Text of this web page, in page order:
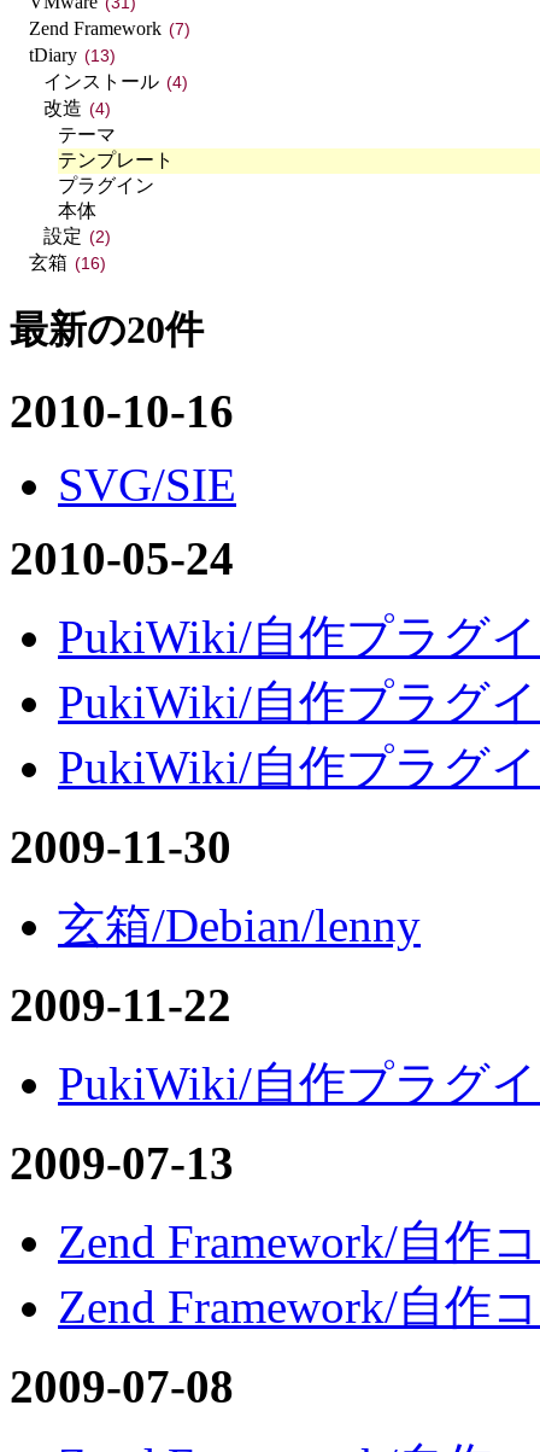
Zend Framework (7)
tDiary (13)
インストール (4)
改造 (4)
テーマ
テンプレート
プラグイン
本体
設定 (2)
玄箱 (16)
最新の20件
2010-10-16
SVG/SIE
2010-05-24
PukiWiki/自作プラグ
PukiWiki/自作プラグ
PukiWiki/自作プラグ
2009-11-30
玄箱/Debian/lenny
2009-11-22
PukiWiki/自作プラグ
2009-07-13
Zend Framework/自作
Zend Framework/自作
2009-07-08